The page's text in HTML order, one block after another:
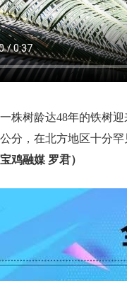
株树龄达48年的铁树
分，在北方地区十分
宝鸡融媒 罗君）